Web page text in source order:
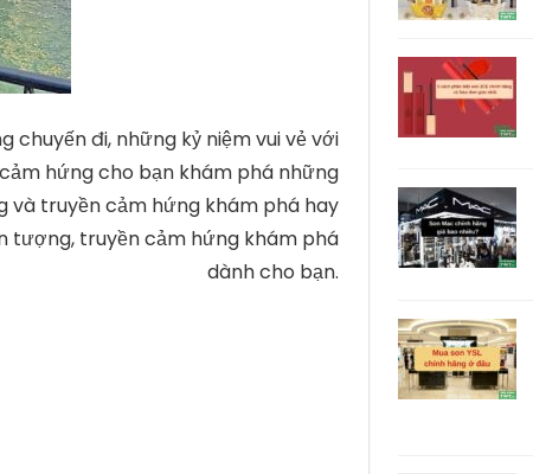
chuyến đi, những kỷ niệm vui vẻ với
hứng cho bạn khám phá những
và truyền cảm hứng khám phá hay
tượng, truyền cảm hứng khám phá
dành cho bạn.